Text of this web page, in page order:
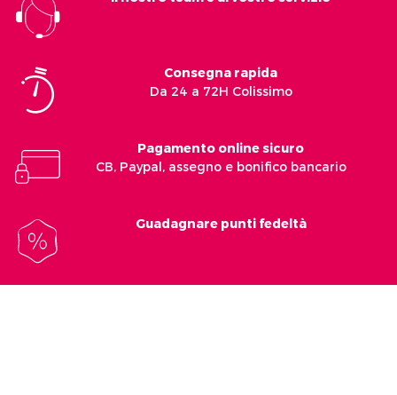
Consegna rapida
Da 24 a 72H Colissimo
Pagamento online sicuro
CB, Paypal, assegno e bonifico bancario
Guadagnare punti fedeltà